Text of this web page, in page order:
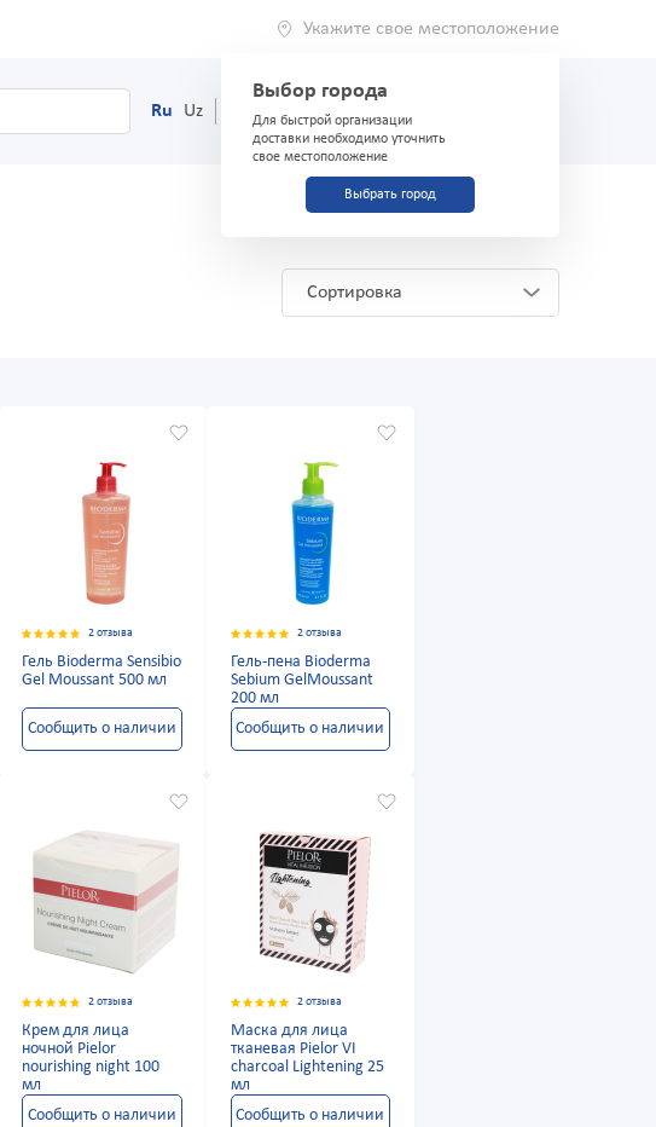
Укажите свое местоположение
Выбор города
Для быстрой организации
доставки необходимо уточнить
свое местоположение
Выбрать город
Ru Uz (71) 200-03-03
Сортировка
2 отзыва
Гель Bioderma Sensibio
Gel Moussant 500 мл
Сообщить о наличии
2 отзыва
Гель-пена Bioderma
Sebium GelMoussant
200 мл
Сообщить о наличии
2 отзыва
Крем для лица
ночной Pielor
nourishing night 100
мл
Сообщить о наличии
2 отзыва
Маска для лица
тканевая Pielor VI
charcoal Lightening 25
мл
Сообщить о наличии